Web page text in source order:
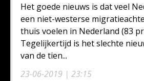
23-06-2019 | 23:15
Het goede nieuws is dat veel
een niet-westerse
thuis voelen in Nederland (83
Tegelijkertijd is het slechte
van de tien...